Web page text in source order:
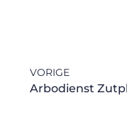
VORIGE